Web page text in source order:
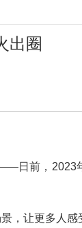
出圈
日前，2023
，让更多人